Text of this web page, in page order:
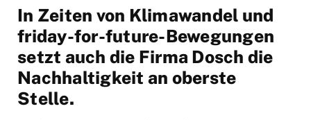
In Zeiten von Klimawandel und
friday-for-future-Bewegungen
setzt auch die Firma Dosch die
Nachhaltigkeit an oberste
Stelle.